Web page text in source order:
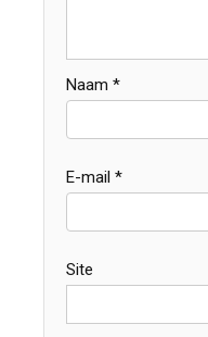
Naam *
E-mail *
Site